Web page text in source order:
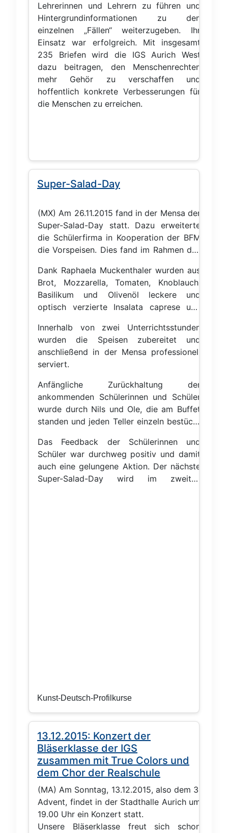
Lehrerinnen und Lehrern zu führen und
Hintergrundinformationen zu den
einzelnen „Fällen“ weiterzugeben. Ihr
Einsatz war erfolgreich. Mit insgesamt
235 Briefen wird die IGS Aurich West
dazu beitragen, den Menschenrechten
mehr Gehör zu verschaffen und
hoffentlich konkrete Verbesserungen für
die Menschen zu erreichen.
Super-Salad-Day
(MX) Am 26.11.2015 fand in der Mensa der
Super-Salad-Day statt. Dazu erweiterte
die Schülerfirma in Kooperation der BFM
die Vorspeisen. Dies fand im Rahmen des
Dank Raphaela Muckenthaler wurden aus
Brot, Mozzarella, Tomaten, Knoblauch,
Basilikum und Olivenöl leckere und
optisch verzierte Insalata caprese und
eine Delikatesse aus Brasilien
"eingeflogen" worden. Mit dem
unbekannten Tapioca-Mehl und
geriebenem Käse wurde "pao de queijo" –
auf Deutsch: Käsebällchen. Ein neuer
absoluter Geheimtipp
Innerhalb von zwei Unterrichtsstunden
wurden die Speisen zubereitet und
anschließend in der Mensa professionell
serviert.
Anfängliche Zurückhaltung der
ankommenden Schülerinnen und Schüler
wurde durch Nils und Ole, die am Buffet
standen und jeden Teller einzeln bestückt
kamen mehrmals zum Nachschlag wieder.
Das Feedback der Schülerinnen und
Schüler war durchweg positiv und damit
auch eine gelungene Aktion. Der nächste
Super-Salad-Day wird im zweiten
Kunst-Deutsch-Profilkurse
13.12.2015: Konzert der
Bläserklasse der IGS
zusammen mit True Colors und
dem Chor der Realschule
(MA) Am Sonntag, 13.12.2015, also dem 3.
Advent, findet in der Stadthalle Aurich um
19.00 Uhr ein Konzert statt.
Unsere Bläserklasse freut sich schon